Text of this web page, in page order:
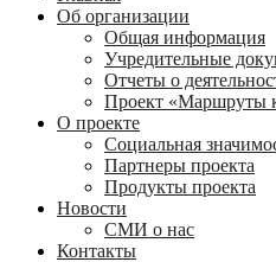
Об организации
Общая информация
Учредительные
Отчеты о
Проект «Маршруты
О проекте
Социальная
Партнеры проекта
Продукты проекта
Новости
СМИ о нас
Контакты